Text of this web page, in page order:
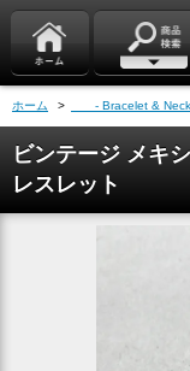
ホーム > - Bracelet &
ビンテージ メキ
レスレット